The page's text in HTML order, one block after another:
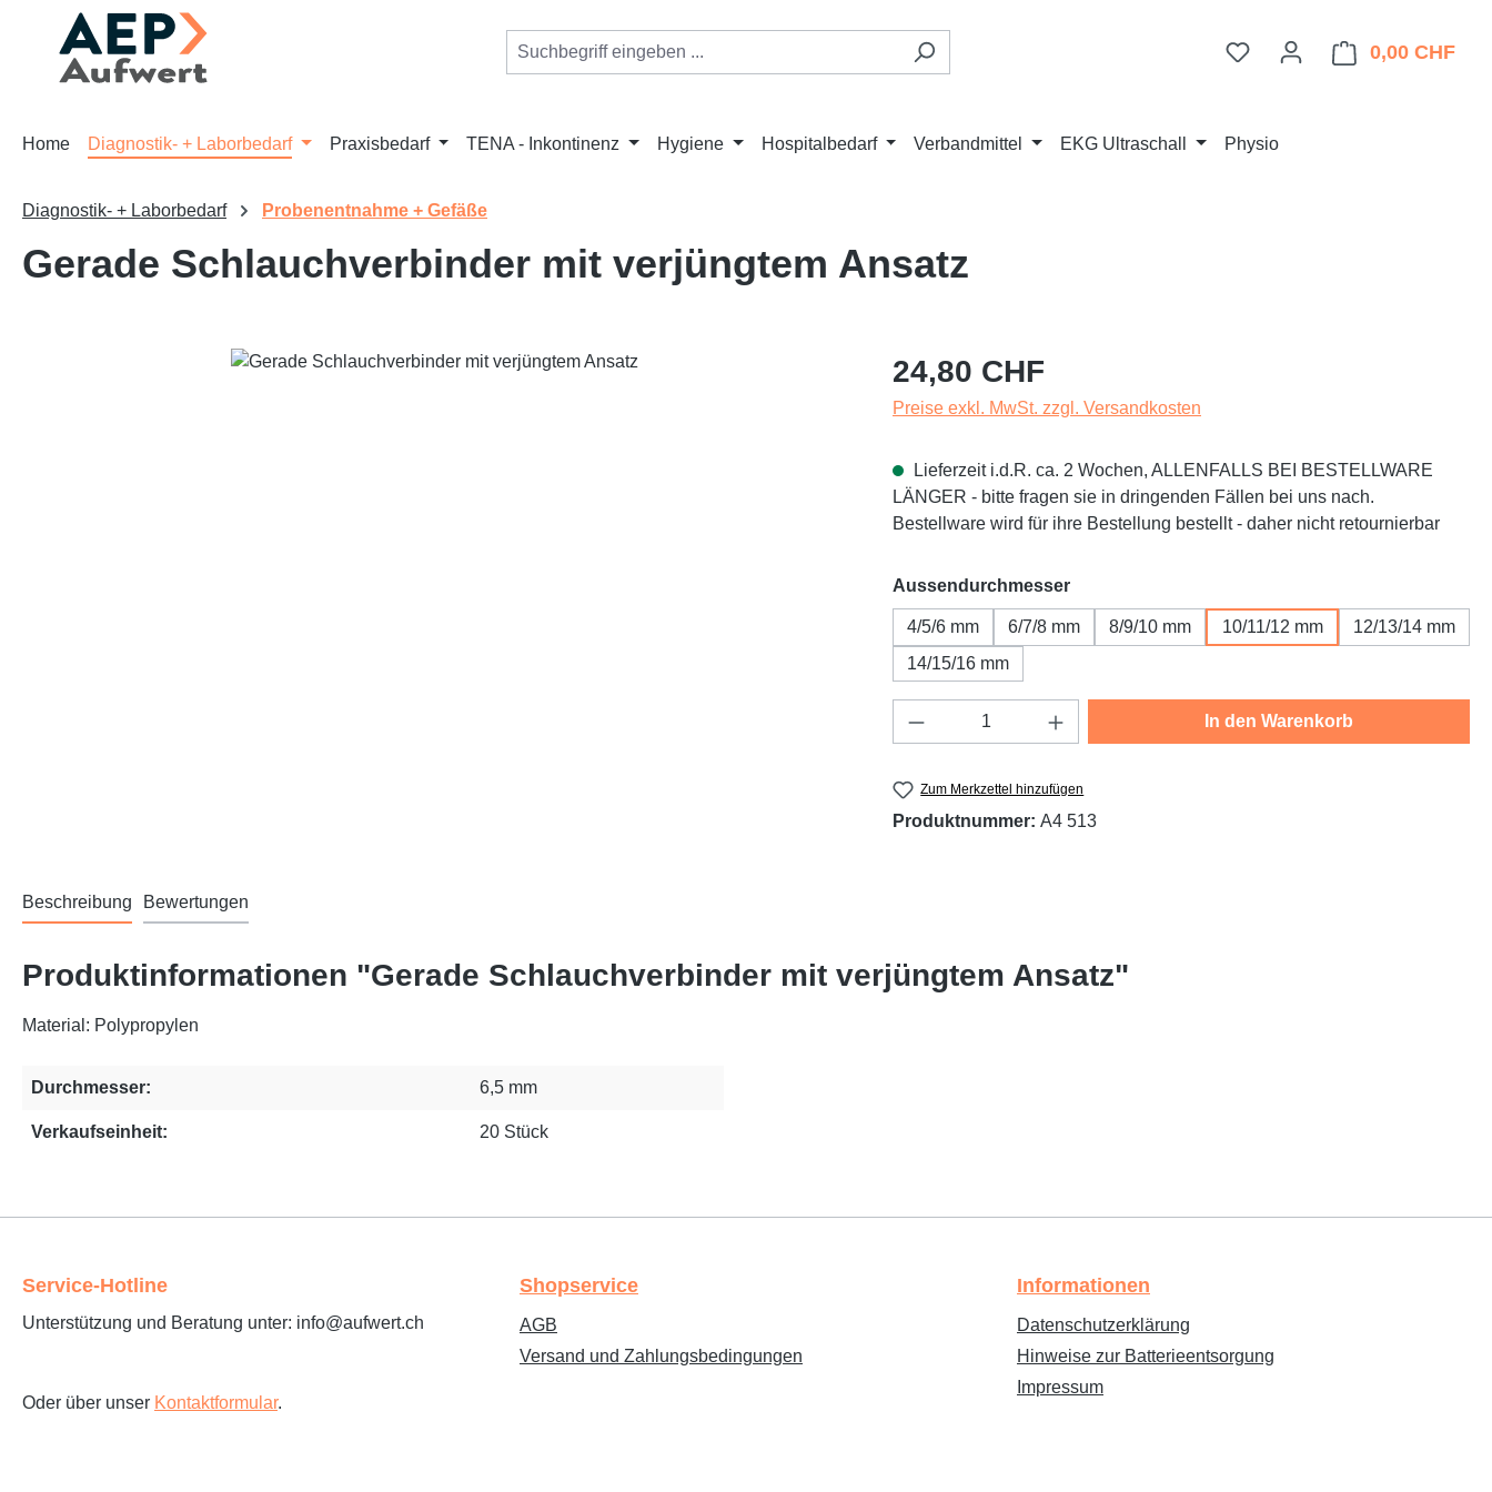
Hauptinhalt springen
Zur Suche springen
Zur Hauptnavigation springen
Du hast 0 Produkte auf dem
0,00 CHF
Home Diagnostik- + Laborbedarf Praxisbedarf TENA - Inkontinenz Hygiene Hospitalbedarf Verbandmittel EKG Ultraschall Physio
Diagnostik- + Laborbedarf Probenentnahme + Gefäße
Gerade Schlauchverbinder mit verjüngtem Ansatz
Regulärer Preis:
24,80 CHF
Preise exkl. MwSt. zzgl. Versandkosten
Lieferzeit i.d.R. ca. 2 Wochen, ALLENFALLS BEI BESTELLWARE
LÄNGER - bitte fragen sie in dringenden Fällen bei uns nach.
Bestellware wird für ihre Bestellung bestellt - daher nicht retournierbar
Aussendurchmesserauswählen
4/5/6 mm 6/7/8 mm 8/9/10 mm 10/11/12 mm
12/13/14 mm
14/15/16 mm
Produkt Anzahl: Gib den gewünschten Wert ein
In den Warenkorb
Zum Merkzettel hinzufügen
Produktnummer: A4 513
Beschreibung Bewertungen
Produktinformationen "Gerade Schlauchverbinder mit verjüngtem Ansatz"
Material: Polypropylen
Durchmesser: 6,5 mm
Verkaufseinheit: 20 Stück
Service-Hotline
Unterstützung und Beratung unter: info@aufwert.ch
Oder über unser Kontaktformular.
Shopservice
AGB
Versand und Zahlungsbedingungen
Informationen
Datenschutzerklärung
Hinweise zur Batterieentsorgung
Impressum